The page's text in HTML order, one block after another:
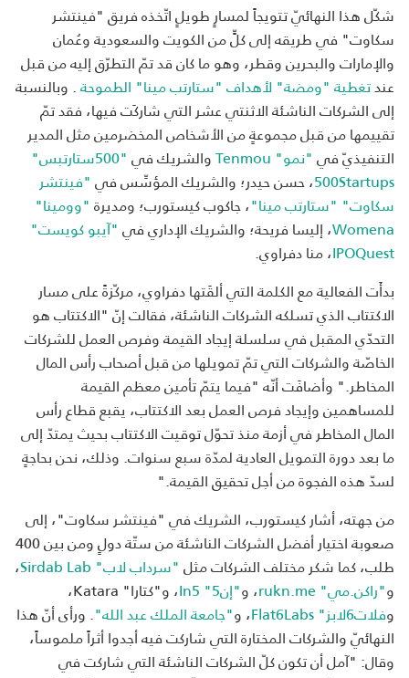
شكّل هذا النهائيّ تتويجاً لمسارٍ طويلٍ اتّخذه فريق "فينتشر
سكاوت" في طريقه إلى كلٍّ من الكويت والسعودية وعُمان
والإمارات والبحرين وقطر، وهو ما كان قد تمّ التطرّق إليه من قبل
عندتغطية "ومضة" لأهداف "ستارتب مينا" الطموحة. وبالنسبة
إلى الشركات الناشئة الاثنتي عشر التي شاركَت فيها، فقد تمّ
تقييمها من قبل مجموعةٍ من الأشخاص المخضرمين مثل المدير
التنفيذيّ في"نمو" Tenmou والشريك في
"500ستارتبس"
500Startups، حسن حيدر؛ والشريك المؤسِّس في"فينتشر
سكاوت" "ستارتب مينا"، جاكوب كيستورب؛ ومديرة"وومينا"
Womena، إليسا فريحة؛ والشريك الإداري في"آيبو كويست"
IPOQuest، منا دفراوي.
بدأَت الفعالية مع الكلمة التي ألقَتها دفراوي، مركّزةً على مسار
الاكتتاب الذي تسلكه الشركات الناشئة، فقالت إنّ "الاكتتاب هو
التحدّي المقبل في سلسلة إيجاد القيمة وفرص العمل للشركات
الخاصّة والشركات التي تمّ تمويلها من قبل أصحاب رأس المال
المخاطر." وأضافَت أنّه "فيما يتمّ تأمين معظم القيمة
للمساهمين وإيجاد فرص العمل بعد الاكتتاب، يقبع قطاع رأس
المال المخاطر في أزمة منذ تحوّل توقيت الاكتتاب بحيث يمتدّ إلى
ما بعد دورة التمويل العادية لمدّة سبع سنوات. وذلك، نحن بحاجةٍ
لسدّ هذه الفجوة من أجل تحقيق القيمة."
من جهته، أشار كيستورب، الشريك في "فينتشر سكاوت"، إلى
صعوبة اختيار أفضل الشركات الناشئة من ستّة دولٍ ومن بين 400
طلب، كما شكر مختلف الشركات مثل"سرداب لاب" Sirdab Lab
،
و"راكن.مي" rukn.me ، و"إن5" In5
، و"كتارا" Katara،
وفلات6لابز" Flat6Labs ، و"جامعة الملك عبد الله". ورأى أنّ هذا
النهائيّ والشركات المختارة التي شاركت فيه أجدوا أثراً ملموساً،
وقال: "آمل أن تكون كلّ الشركات الناشئة التي شاركت في